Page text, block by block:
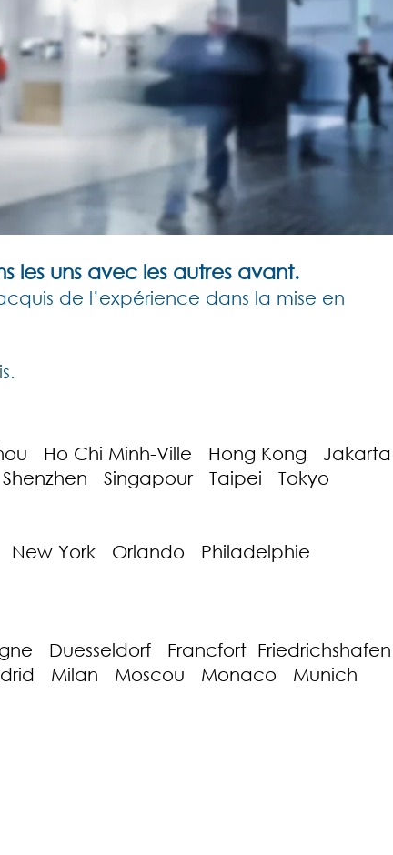
les uns avec les autres avant.
de l’expérience dans la mise en
Ho Chi Minh-Ville Hong Kong Jakarta
Singapour Taipei Tokyo
York Orlando Philadelphie
Duesseldorf Francfort Friedrichshafen
Milan Moscou Monaco Munich